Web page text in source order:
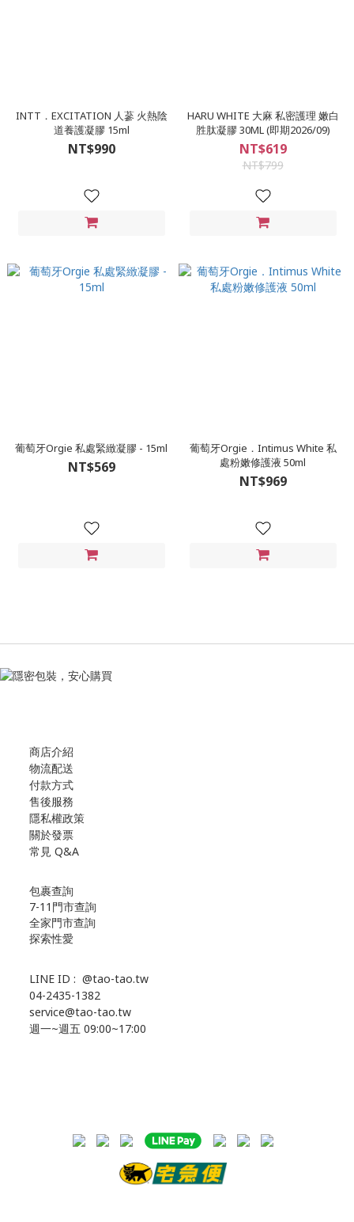
INTT．EXCITATION 人蔘 火熱陰
道養護凝膠 15ml
NT$990
HARU WHITE 大麻 私密護理 嫩白
胜肽凝膠 30ML (即期2026/09)
NT$619
NT$799
葡萄牙Orgie 私處緊緻凝膠 - 15ml
NT$569
葡萄牙Orgie．Intimus White 私
處粉嫩修護液 50ml
NT$969
商店介紹
物流配送
付款方式
售後服務
隱私權政策
關於發票
常見 Q&A
包裹查詢
7-11門市查詢
全家門市查詢
探索性愛
LINE ID : @tao-tao.tw
04-2435-1382
service@tao-tao.tw
週一~週五 09:00~17:00